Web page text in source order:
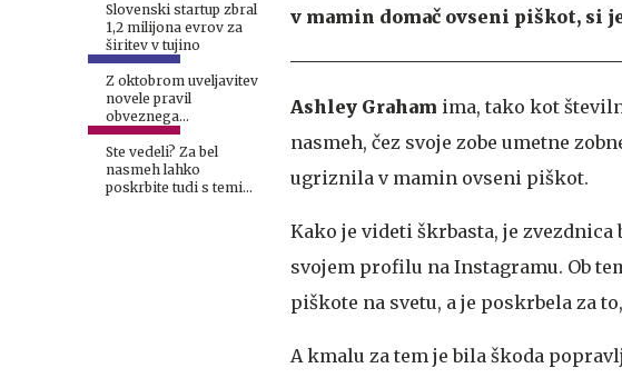
Slovenski startup zbral
1,2 milijona evrov za
širitev v tujino
Z oktobrom uveljavitev
novele pravil
obveznega
zdravstvenega
zavarovanja #video
Ste vedeli? Za bel
nasmeh lahko
poskrbite tudi s temi
v mamin domač ovseni piškot, si
Ashley Graham ima, tako kot
nasmeh, čez svoje zobe umetne
ugriznila v mamin ovseni piškot.
Kako je videti škrbasta, je
svojem profilu na Instagramu. Ob
piškote na svetu, a je poskrbela za
A kmalu za tem je bila škoda